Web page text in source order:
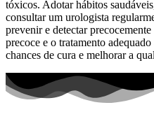
tóxicos. Adotar hábitos
consultar um urologista
prevenir e detectar
precoce e o tratamento
chances de cura e melhorar a